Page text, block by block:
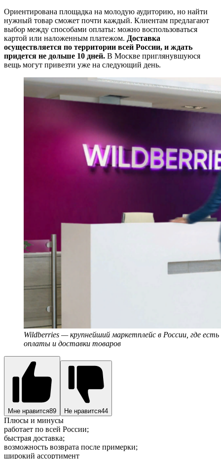
Ориентирована площадка на молодую аудиторию, но найти
нужный товар сможет почти каждый. Клиентам предлагают
выбор между способами оплаты: можно воспользоваться
картой или наложенным платежом. Доставка
осуществляется по территории всей России, и ждать
придется не дольше 10 дней. В Москве приглянувшуюся
вещь могут привезти уже на следующий день.
Wildberries — крупнейший маркетплейс в России, где
оплаты и доставки товаров
Мне нравится89 Не нравится44
Плюсы и минусы
работает по всей России;
быстрая доставка;
возможность возврата после примерки;
широкий ассортимент